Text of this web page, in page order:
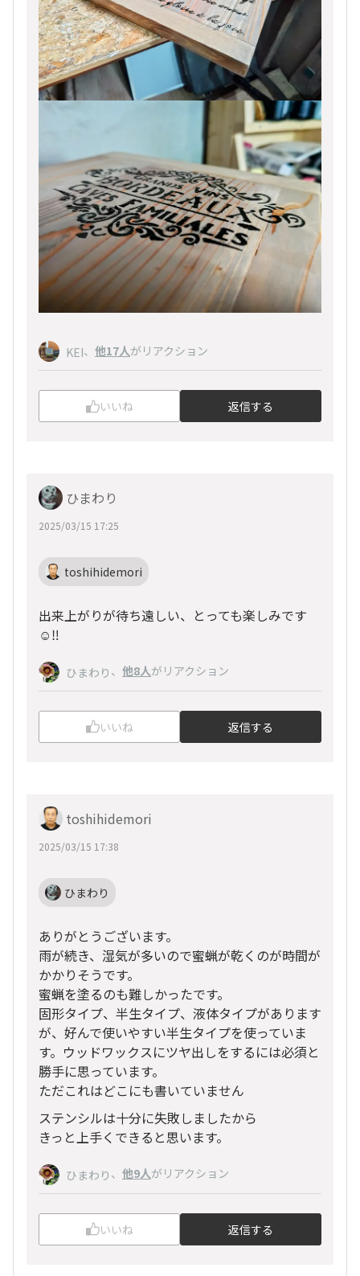
KEI、 他17人がリアクション
いいね 返信する
ひまわり
2025/03/15 17:25
toshihidemori
出来上がりが待ち遠しい、とっても楽しみです
☺️‼️
ひまわり 、 他8人がリアクション
いいね 返信する
toshihidemori
2025/03/15 17:38
ひまわり
ありがとうございます。
雨が続き、湿気が多いので蜜蝋が乾くのが時間が
かかりそうです。
蜜蝋を塗るのも難しかったです。
固形タイプ、半生タイプ、液体タイプがあります
が、好んで使いやすい半生タイプを使っていま
す。ウッドワックスにツヤ出しをするには必須と
勝手に思っています。
ただこれはどこにも書いていません
ステンシルは十分に失敗しましたから
きっと上手くできると思います。
ひまわり 、 他9人がリアクション
いいね 返信する